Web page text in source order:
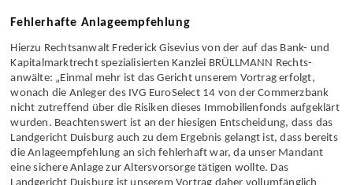
Hierzu Rechtsanwalt Frederick Gisevius von der auf das Bank- und
Kapital­markt­recht spezialisierten Kanzlei BRÜLLMANN Rechts­
anwälte: „Einmal mehr ist das Gericht unserem Vortrag erfolgt,
wonach die Anleger des IVG EuroSelect 14 von der Commerzbank
nicht zutreffend über die Risiken dieses Immobilien­fonds aufgeklärt
wurden. Beachtens­wert ist an der hiesigen Entscheidung, dass das
Landgericht Duisburg auch zu dem Ergebnis gelangt ist, dass bereits
die Anlage­empfehlung an sich fehlerhaft war, da unser Mandant
eine sichere Anlage zur Alters­vorsorge tätigen wollte. Das